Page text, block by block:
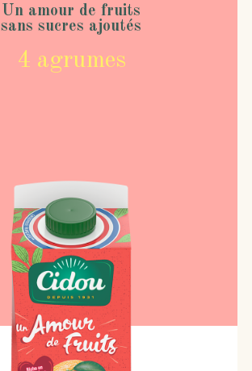
Un amour de fruits
sans sucres ajoutés
4 agrumes